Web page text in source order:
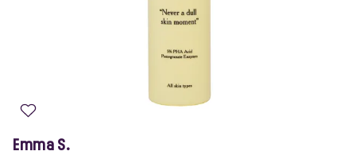
Emma S.